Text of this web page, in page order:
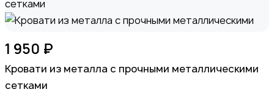
1 950 ₽
Кровати из металла с прочными металлическими
сетками